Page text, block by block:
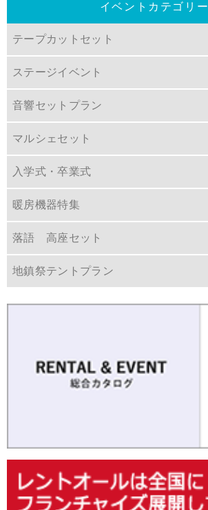
イベントカテゴリー
テープカットセット
ステージイベント
音響セットプラン
マルシェセット
入学式・卒業式
暖房機器特集
落語 高座セット
地鎮祭テントプラン